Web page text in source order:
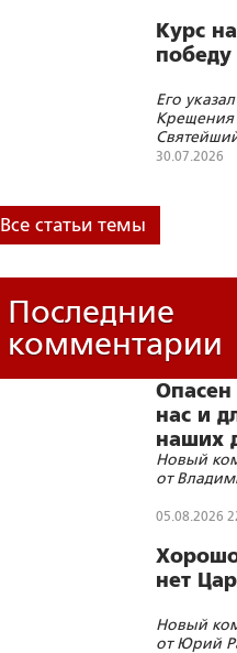
вызовы»
Курс на
Его
Крещения
Кирилл
30.07.2026
Все статьи темы
Последние
комментарии
Опасен
нас и
наших
гуру»?
Новый
от
05.08.2026
нет
Новый
от Юрий